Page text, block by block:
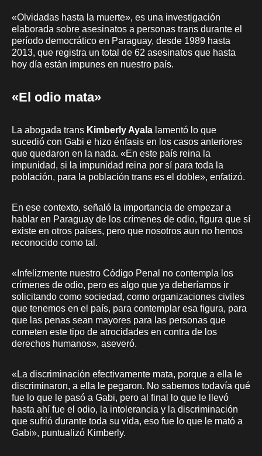
«Olvidadas hasta la muerte», es una investigación
elaborada sobre asesinatos a personas trans durante el
período democrático en Paraguay, desde 1989 hasta
2013, que registra un total de 62 asesinatos que hasta
hoy día están impunes en nuestro país.
«El odio mata»
La abogada trans Kimberly Ayala lamentó lo que
sucedió con Gabi e hizo énfasis en los casos anteriores
que quedaron en la nada. «En este país reina la
impunidad, si la impunidad reina por sí para toda la
población, para la población trans es el doble», enfatizó.
En ese contexto, señaló la importancia de empezar a
hablar en Paraguay de los crímenes de odio, figura que sí
existe en otros países, pero que nosotros aun no hemos
reconocido como tal.
«Infelizmente nuestro Código Penal no contempla los
crímenes de odio, pero es algo que ya deberíamos ir
solicitando como sociedad, como organizaciones civiles
que tenemos en el país, para contemplar esa figura, para
que las penas sean mayores para las personas que
cometen este tipo de atrocidades en contra de los
derechos humanos», aseveró.
«La discriminación efectivamente mata, porque a ella le
discriminaron, a ella le pegaron. No sabemos todavía qué
fue lo que le pasó a Gabi, pero al final lo que le llevó
hasta ahí fue el odio, la intolerancia y la discriminación
que sufrió durante toda su vida, eso fue lo que le mató a
Gabi», puntualizó Kimberly.